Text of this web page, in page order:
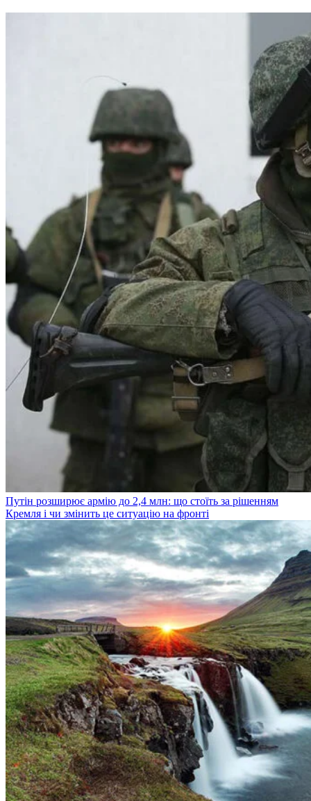
Путін розширює армію до 2,4 млн: що стоїть за рішенням
Кремля і чи змінить це ситуацію на фронті